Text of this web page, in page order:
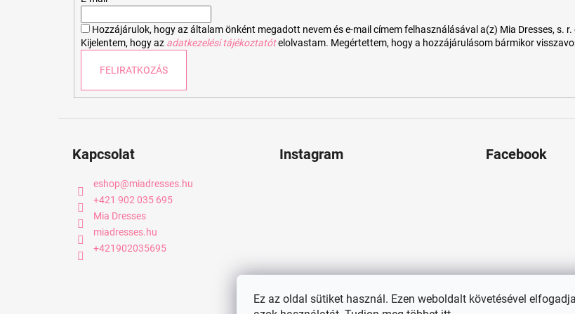
Ez az oldal sütiket használ. Ezen weboldalt követésével elfogadja
Hozzájárulok, hogy az általam önként megadott nevem és e-mail címem felhasználásával a(z) Mia Dresses, s.
Kijelentem, hogy az adatkezelési tájékoztatót elolvastam. Megértettem, hogy a hozzájárulásom bármikor
FELIRATKOZÁS
Kapcsolat
eshop@miadresses.hu
+421 902 035 695
Mia Dresses
miadresses.hu
+421902035695
Instagram Facebook